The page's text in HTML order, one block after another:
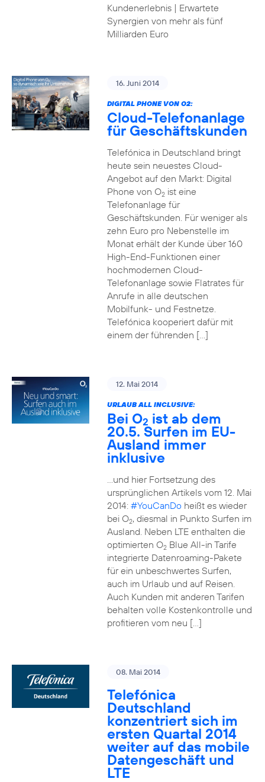
Kundenerlebnis | Erwartete
Synergien von mehr als fünf
Milliarden Euro
16. Juni 2014
DIGITAL PHONE VON O2:
Cloud-Telefonanlage
für Geschäftskunden
Telefónica in Deutschland bringt
heute sein neuestes Cloud-
Angebot auf den Markt: Digital
Phone von O2ist eine
Telefonanlage für
Geschäftskunden. Für weniger als
zehn Euro pro Nebenstelle im
Monat erhält der Kunde über 160
High-End-Funktionen einer
hochmodernen Cloud-
Telefonanlage sowie Flatrates für
Anrufe in alle deutschen
Mobilfunk- und Festnetze.
Telefónica kooperiert dafür mit
einem der führenden […]
12. Mai 2014
URLAUB ALL INCLUSIVE:
Bei O2 ist ab dem
20.5. Surfen im EU-
Ausland immer
inklusive
…und hier Fortsetzung des
ursprünglichen Artikels vom 12. Mai
2014: #YouCanDoheißt es wieder
bei O2, diesmal in Punkto Surfen im
Ausland. Neben LTE enthalten die
optimierten O2Blue All-in Tarife
integrierte Datenroaming-Pakete
für ein unbeschwertes Surfen,
auch im Urlaub und auf Reisen.
Auch Kunden mit anderen Tarifen
behalten volle Kostenkontrolle und
profitieren vom neu […]
08. Mai 2014
Telefónica
Deutschland
konzentriert sich im
ersten Quartal 2014
weiter auf das mobile
Datengeschäft und
LTE